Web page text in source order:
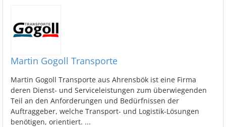
Martin Gogoll Transporte
Martin Gogoll Transporte aus Ahrensbök ist eine Firma
deren Dienst- und Serviceleistungen zum überwiegenden
Teil an den Anforderungen und Bedürfnissen der
Auftraggeber, welche Transport- und Logistik-Lösungen
benötigen, orientiert. ...